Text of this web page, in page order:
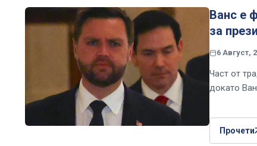
Ванс е
за
6 Август,
Част от
докато
Прочети